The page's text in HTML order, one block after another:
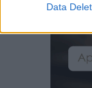
Data